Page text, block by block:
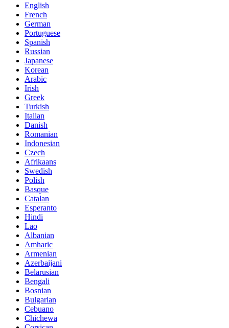
English
French
German
Portuguese
Spanish
Russian
Japanese
Korean
Arabic
Irish
Greek
Turkish
Italian
Danish
Romanian
Indonesian
Czech
Afrikaans
Swedish
Polish
Basque
Catalan
Esperanto
Hindi
Lao
Albanian
Amharic
Armenian
Azerbaijani
Belarusian
Bengali
Bosnian
Bulgarian
Cebuano
Chichewa